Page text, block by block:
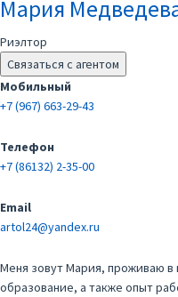
Мария
Риэлтор
Связаться с агентом
Мобильный
+7 (967) 663-29-43
Телефон
+7 (86132) 2-35-00
Email
artol24@yandex.ru
Меня зовут Мария, проживаю
образование, а также опыт